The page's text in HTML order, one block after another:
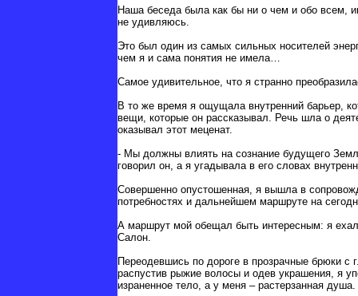
Наша беседа была как бы ни о чем и обо всем,
не удивляюсь.
Это был один из самых сильных носителей
чем я и сама понятия не имела…
Самое удивительное, что я странно
В то же время я ощущала внутренний барьер,
вещи, которые он рассказывал. Речь шла о
оказывал этот меценат.
- Мы должны влиять на сознание будущего
говорил он, а я угадывала в его словах
Совершенно опустошенная, я вышла в
потребностях и дальнейшем маршруте на
А маршрут мой обещал быть интересным: я
Салон.
Переодевшись по дороге в прозрачные брюки с
распустив рыжие волосы и одев украшения, я
израненное тело, а у меня – растерзанная душа.